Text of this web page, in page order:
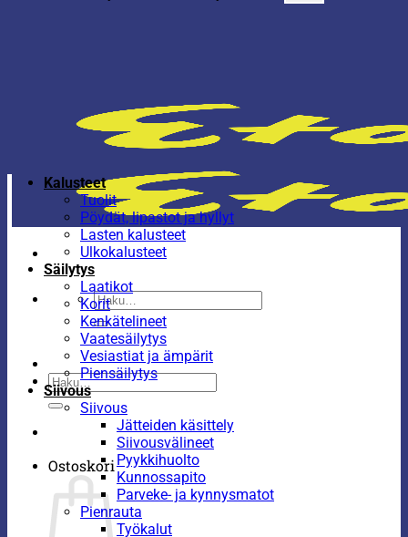
Etsi:
Etsi:
Ostoskori
Kalusteet
Tuolit
Pöydät, lipastot ja hyllyt
Lasten kalusteet
Ulkokalusteet
Säilytys
Laatikot
Korit
Kenkätelineet
Vaatesäilytys
Vesiastiat ja ämpärit
Piensäilytys
Siivous
Siivous
Jätteiden käsittely
Siivousvälineet
Pyykkihuolto
Kunnossapito
Parveke- ja kynnysmatot
Pienrauta
Työkalut